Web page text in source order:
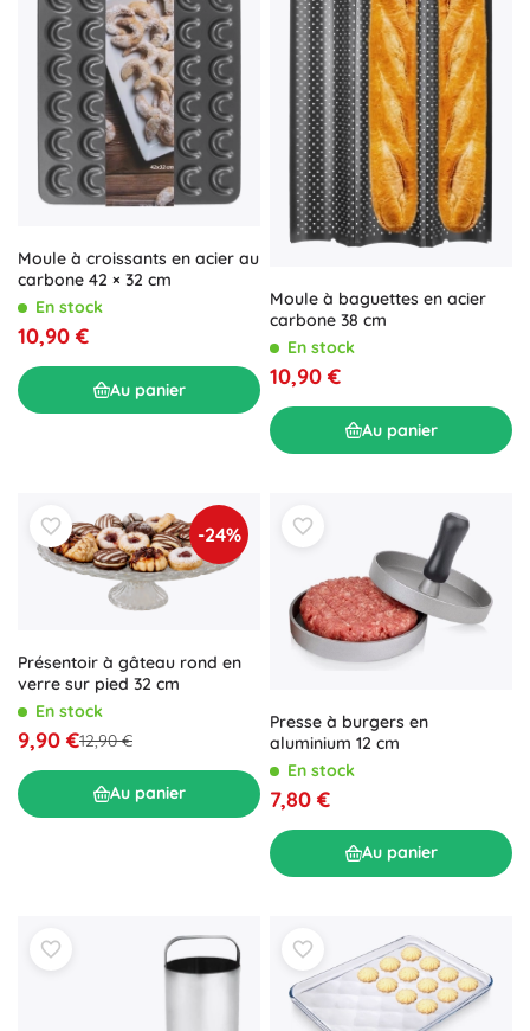
Moule à croissants en acier au
carbone 42 × 32 cm
En stock
10,90 €
Au panier
Moule à baguettes en acier
carbone 38 cm
En stock
10,90 €
Au panier
-24%
Présentoir à gâteau rond en
verre sur pied 32 cm
En stock
9,90 €12,90 €
Au panier
Presse à burgers en
aluminium 12 cm
En stock
7,80 €
Au panier